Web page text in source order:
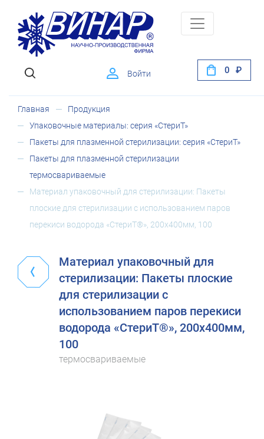
Войти 0
Главная
Продукция
Упаковочные материалы: серия «СтериТ»
Пакеты для плазменной стерилизации: серия «СтериТ»
Пакеты для плазменной стерилизации
термосвариваемые
Материал упаковочный для стерилизации: Пакеты
плоские для стерилизации с использованием паров
перекиси водорода «СтериТ®», 200х400мм, 100
Материал упаковочный для
стерилизации: Пакеты плоские
для стерилизации с
использованием паров перекиси
водорода «СтериТ®», 200х400мм,
100
термосвариваемые